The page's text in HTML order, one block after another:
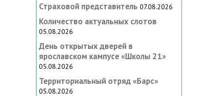
Страховой представитель 07.08.2026
Количество актуальных слотов
05.08.2026
День открытых дверей в
ярославском кампусе «‎Школы 21»
05.08.2026
Территориальный отряд «Барс»
05.08.2026